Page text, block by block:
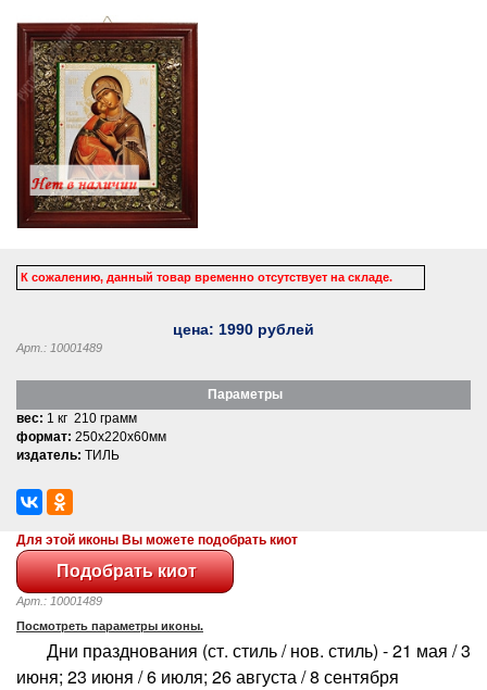
К сожалению, данный товар временно отсутствует на складе.
цена: 1990 рублей
Арт.: 10001489
Параметры
вес: 1 кг 210 грамм
формат: 250x220x60мм
издатель: ТИЛЬ
Для этой иконы Вы можете подобрать киот
Арт.: 10001489
Посмотреть параметры иконы.
Дни празднования (ст. стиль / нов. стиль) - 21 мая / 3
июня; 23 июня / 6 июля; 26 августа / 8 сентября